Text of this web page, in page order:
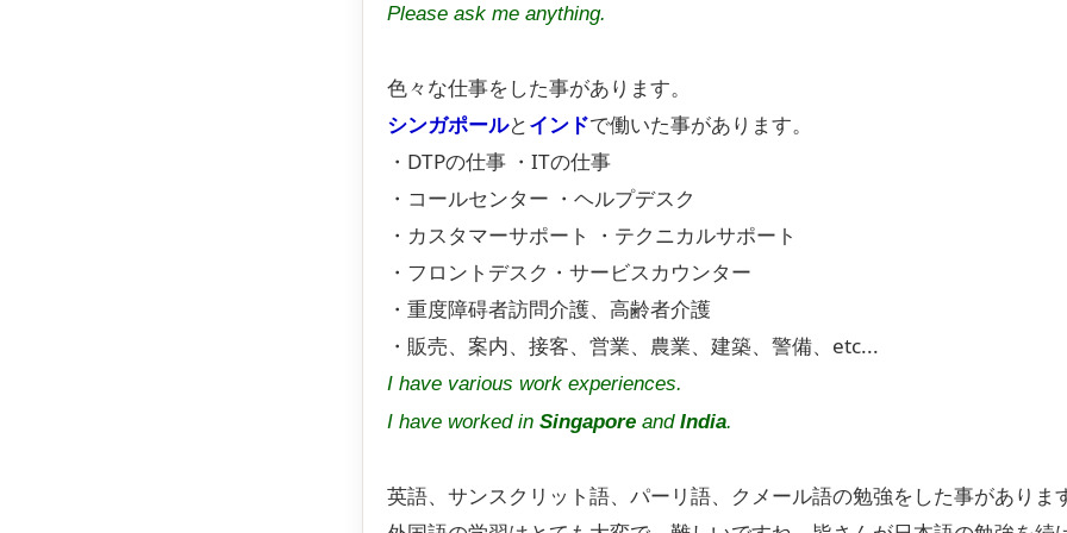
Please ask me anything.
色々な仕事をした事があります。
シンガポールとインドで働いた事があります。
・DTPの仕事 ・ITの仕事
・コールセンター ・ヘルプデスク
・カスタマーサポート ・テクニカルサポート
・フロントデスク・サービスカウンター
・重度障碍者訪問介護、高齢者介護
・販売、案内、接客、営業、農業、建築、警備、etc...
I have various work experiences.
I have worked in Singapore and India.
英語、サンスクリット語、パーリ語、クメール語の勉強をした事がありま